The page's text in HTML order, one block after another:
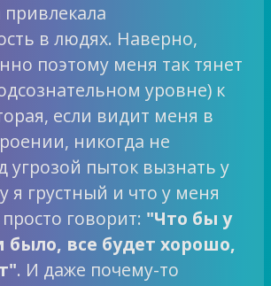
в людях. Наверно,
поэтому меня так тянет
уровне) к
если видит меня в
никогда не
угрозой пыток вызнать у
я грустный и что у меня
говорит: "Что бы у
было, все будет хорошо,
. И даже почему-то